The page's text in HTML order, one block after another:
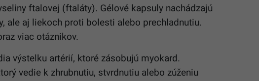
ftalovej (ftaláty). Gélové kapsuly nachádzajú
ale aj liekoch proti bolesti alebo prechladnutiu.
viac otáznikov.
výstelku artérií, ktoré zásobujú myokard.
vedie k zhrubnutiu, stvrdnutiu alebo zúženiu